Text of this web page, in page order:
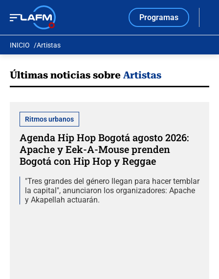
Programas
INICIO Artistas
Últimas noticias sobre Artistas
Ritmos urbanos
Agenda Hip Hop Bogotá agosto 2026:
Apache y Eek-A-Mouse prenden
Bogotá con Hip Hop y Reggae
"Tres grandes del género llegan para hacer temblar
la capital", anunciaron los organizadores: Apache
y Akapellah actuarán.